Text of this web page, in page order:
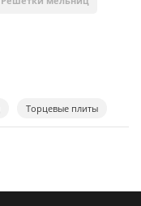
Торцевые плиты